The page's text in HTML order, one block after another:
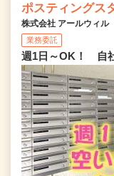
ポスティングス
株式会社 アールウィル
業務委託
週1日～OK！ 自